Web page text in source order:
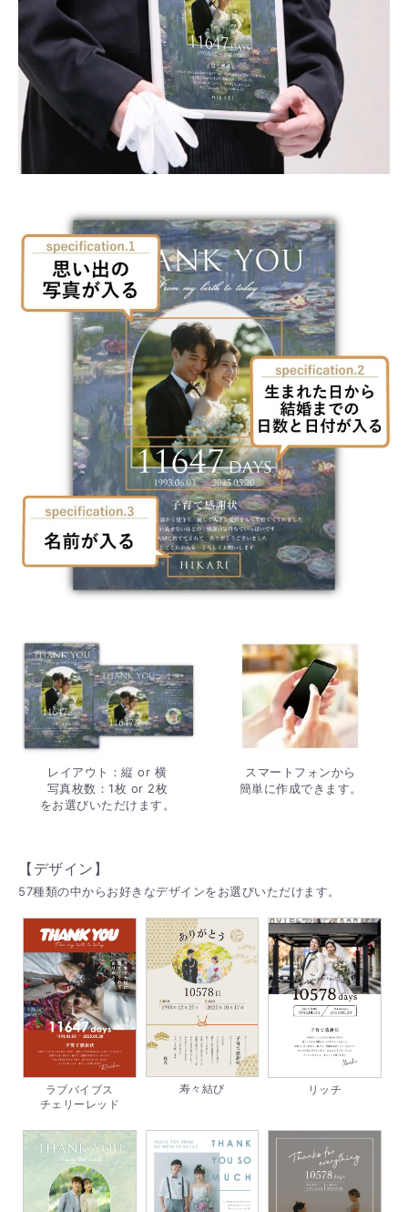
レイアウト：縦 or 横
写真枚数：1枚 or 2枚
をお選びいただけます。
スマートフォンから
簡単に作成できます。
【デザイン】
57種類の中からお好きなデザインをお選びいただけます。
ラブバイブス
チェリーレッド
寿々結び リッチ